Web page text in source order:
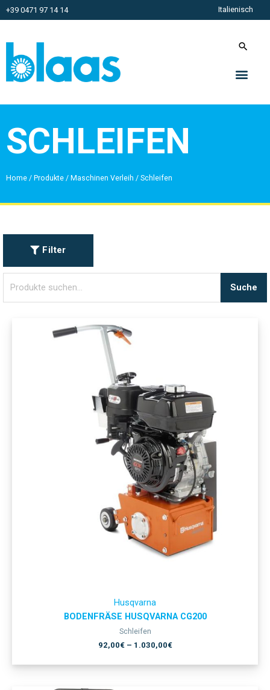
+39 0471 97 14 14 Italienisch
SCHLEIFEN
Home / Produkte / Maschinen Verleih / Schleifen
Filter
Suche
Husqvarna
BODENFRÄSE HUSQVARNA CG200
Schleifen
92,00€– 1.030,00€